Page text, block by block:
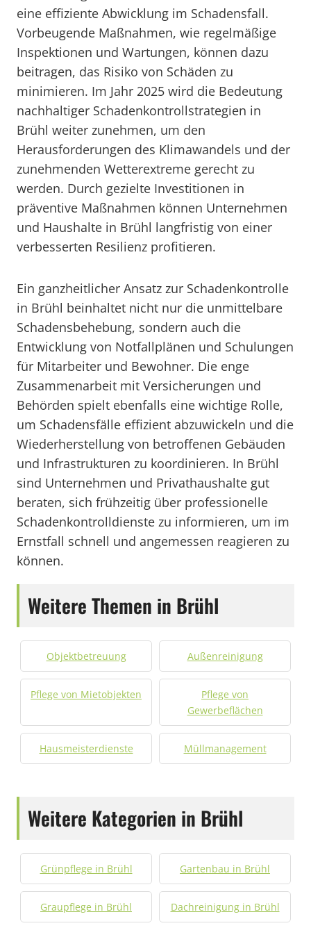
eine effiziente Abwicklung im Schadensfall.
Vorbeugende Maßnahmen, wie regelmäßige
Inspektionen und Wartungen, können dazu
beitragen, das Risiko von Schäden zu
minimieren. Im Jahr 2025 wird die Bedeutung
nachhaltiger Schadenkontrollstrategien in
Brühl weiter zunehmen, um den
Herausforderungen des Klimawandels und der
zunehmenden Wetterextreme gerecht zu
werden. Durch gezielte Investitionen in
präventive Maßnahmen können Unternehmen
und Haushalte in Brühl langfristig von einer
verbesserten Resilienz profitieren.
Ein ganzheitlicher Ansatz zur Schadenkontrolle
in Brühl beinhaltet nicht nur die unmittelbare
Schadensbehebung, sondern auch die
Entwicklung von Notfallplänen und Schulungen
für Mitarbeiter und Bewohner. Die enge
Zusammenarbeit mit Versicherungen und
Behörden spielt ebenfalls eine wichtige Rolle,
um Schadensfälle effizient abzuwickeln und die
Wiederherstellung von betroffenen Gebäuden
und Infrastrukturen zu koordinieren. In Brühl
sind Unternehmen und Privathaushalte gut
beraten, sich frühzeitig über professionelle
Schadenkontrolldienste zu informieren, um im
Ernstfall schnell und angemessen reagieren zu
können.
Weitere Themen in Brühl
Objektbetreuung Außenreinigung
Pflege von Mietobjekten
Pflege von
Gewerbeflächen
Hausmeisterdienste Müllmanagement
Weitere Kategorien in Brühl
Grünpflege in Brühl Gartenbau in Brühl
Graupflege in Brühl Dachreinigung in Brühl